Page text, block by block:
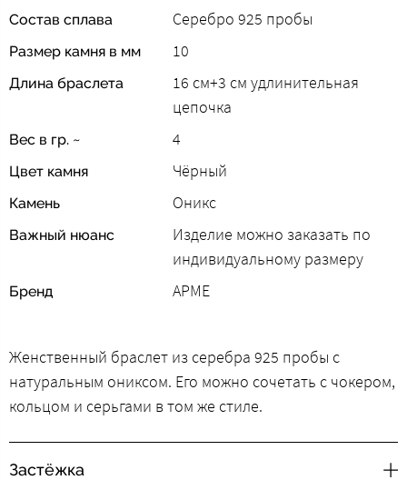
Состав сплава Серебро 925 пробы
Размер камня в мм 10
Длина браслета
16 cм+3 см удлинительная
цепочка
Вес в гр. ~ 4
Цвет камня Чёрный
Камень Оникс
Важный нюанс
Изделие можно заказать по
индивидуальному размеру
Бренд АРМЕ
Женственный браслет из серебра 925 пробы с
натуральным ониксом. Его можно сочетать с чокером,
кольцом и серьгами в том же стиле.
Застёжка